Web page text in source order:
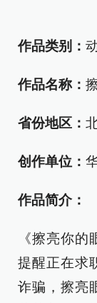
作品类别：
作品名称：
省份地区：
创作单位：
作品简介：
《擦亮你的
提醒正在求
诈骗，擦亮